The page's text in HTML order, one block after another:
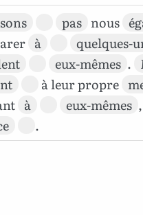
pas nous
à quelques-
eux-mêmes .
à leur propre
à eux-mêmes
.